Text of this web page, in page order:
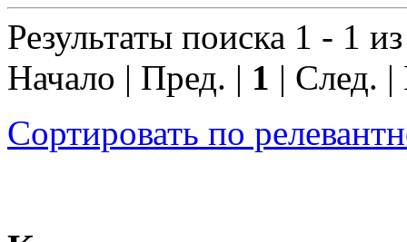
Результаты поиска 1 - 1
Начало | Пред. | 1 | След.
Сортировать по